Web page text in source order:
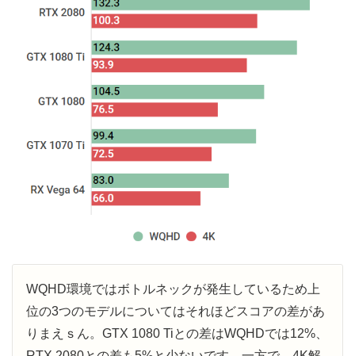
WQHD環境ではボトルネックが発生しているため上
位の3つのモデルについてはそれほどスコアの差があ
りまえｓん。GTX 1080 Tiとの差はWQHDでは12%、